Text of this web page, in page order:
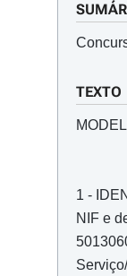
TEXTO
1 -
NIF e